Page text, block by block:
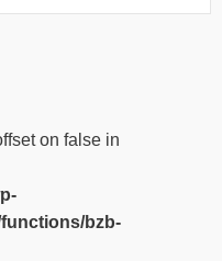
on false in
bzb-